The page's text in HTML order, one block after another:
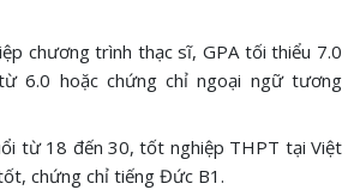
chương trình thạc sĩ, GPA tối thiểu 7.0
6.0 hoặc chứng chỉ ngoại ngữ tương
từ 18 đến 30, tốt nghiệp THPT tại Việt
chứng chỉ tiếng Đức B1.